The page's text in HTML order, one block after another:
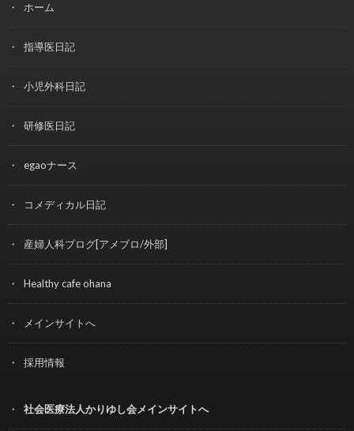
ホーム
指導医日記
小児外科日記
研修医日記
egaoナース
コメディカル日記
産婦人科ブログ[アメブロ/外部]
Healthy cafe ohana
メインサイトへ
採用情報
社会医療法人かりゆし会メインサイトへ